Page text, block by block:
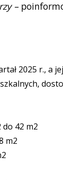
–
2025 r., a
42 m2
m2